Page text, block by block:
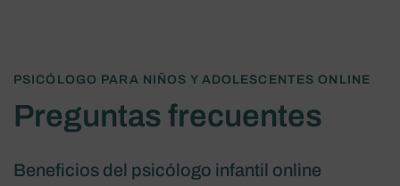
PSICÓLOGO PARA NIÑOS Y ADOLESCENTES ONLINE
Preguntas frecuentes
Beneficios del psicólogo infantil online